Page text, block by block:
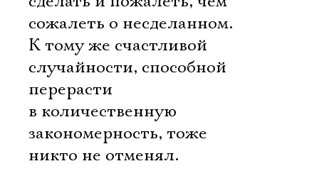
сожалеть о несделанном.
К тому же счастливой
случайности, способной
перерасти
в количественную
закономерность, тоже
никто не отменял.